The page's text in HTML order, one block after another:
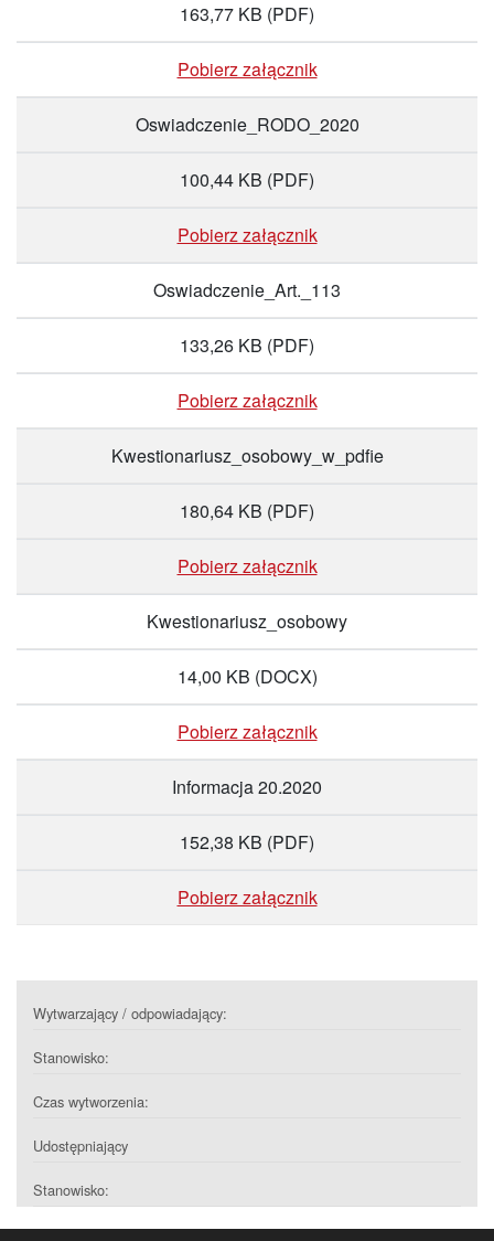
163,77 KB (PDF)
Pobierz załącznik
Oswiadczenie_RODO_2020
100,44 KB (PDF)
Pobierz załącznik
Oswiadczenie_Art._113
133,26 KB (PDF)
Pobierz załącznik
Kwestionariusz_osobowy_w_pdfie
180,64 KB (PDF)
Pobierz załącznik
Kwestionariusz_osobowy
14,00 KB (DOCX)
Pobierz załącznik
Informacja 20.2020
152,38 KB (PDF)
Pobierz załącznik
Wytwarzający / odpowiadający:
Stanowisko:
Czas wytworzenia:
Udostępniający
Stanowisko: